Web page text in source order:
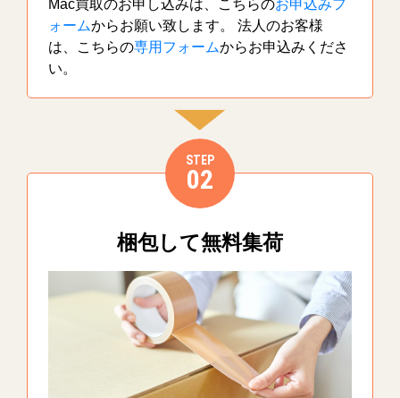
Mac買取のお申し込みは、こちらのお申込みフ
ォームからお願い致します。 法人のお客様
は、こちらの専用フォームからお申込みくださ
い。
STEP
02
梱包して無料集荷